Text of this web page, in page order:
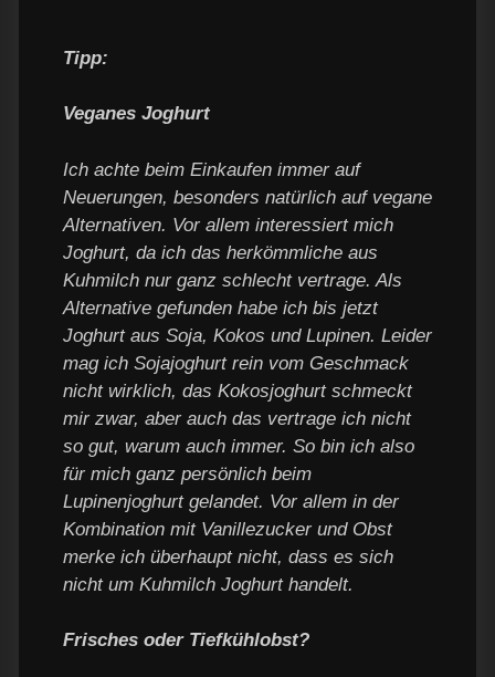
Tipp:
Veganes Joghurt
Ich achte beim Einkaufen immer auf
Neuerungen, besonders natürlich auf vegane
Alternativen. Vor allem interessiert mich
Joghurt, da ich das herkömmliche aus
Kuhmilch nur ganz schlecht vertrage. Als
Alternative gefunden habe ich bis jetzt
Joghurt aus Soja, Kokos und Lupinen. Leider
mag ich Sojajoghurt rein vom Geschmack
nicht wirklich, das Kokosjoghurt schmeckt
mir zwar, aber auch das vertrage ich nicht
so gut, warum auch immer. So bin ich also
für mich ganz persönlich beim
Lupinenjoghurt gelandet. Vor allem in der
Kombination mit Vanillezucker und Obst
merke ich überhaupt nicht, dass es sich
nicht um Kuhmilch Joghurt handelt.
Frisches oder Tiefkühlobst?